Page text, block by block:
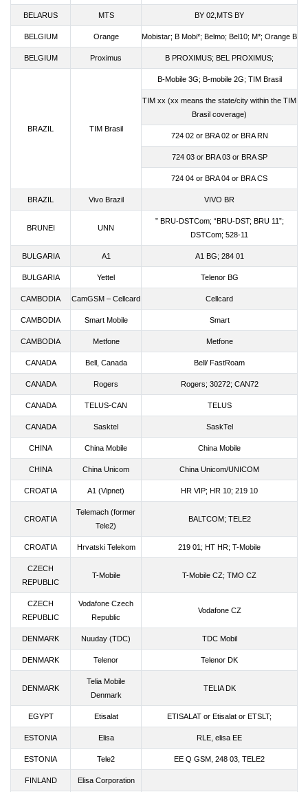
BELARUS MTS BY 02,MTS BY
BELGIUM Orange Mobistar; B Mobi*; Belmo; Bel10; M*; Orange B
BELGIUM Proximus B PROXIMUS; BEL PROXIMUS;
BRAZIL TIM Brasil
B-Mobile 3G; B-mobile 2G; TIM Brasil
TIM xx (xx means the state/city within the TIM
Brasil coverage)
724 02 or BRA 02 or BRA RN
724 03 or BRA 03 or BRA SP
724 04 or BRA 04 or BRA CS
BRAZIL Vivo Brazil VIVO BR
BRUNEI UNN
” BRU-DSTCom; “BRU-DST; BRU 11”;
DSTCom; 528-11
BULGARIA A1 A1 BG; 284 01
BULGARIA Yettel Telenor BG
CAMBODIA CamGSM – Cellcard Cellcard
CAMBODIA Smart Mobile Smart
CAMBODIA Metfone Metfone
CANADA Bell, Canada Bell/ FastRoam
CANADA Rogers Rogers; 30272; CAN72
CANADA TELUS-CAN TELUS
CANADA Sasktel SaskTel
CHINA China Mobile China Mobile
CHINA China Unicom China Unicom/UNICOM
CROATIA A1 (Vipnet) HR VIP; HR 10; 219 10
CROATIA
Telemach (former
Tele2)
BALTCOM; TELE2
CROATIA Hrvatski Telekom 219 01; HT HR; T-Mobile
CZECH
REPUBLIC
T-Mobile T-Mobile CZ; TMO CZ
CZECH
REPUBLIC
Vodafone Czech
Republic
Vodafone CZ
DENMARK Nuuday (TDC) TDC Mobil
DENMARK Telenor Telenor DK
DENMARK
Telia Mobile
Denmark
TELIA DK
EGYPT Etisalat ETISALAT or Etisalat or ETSLT;
ESTONIA Elisa RLE, elisa EE
ESTONIA Tele2 EE Q GSM, 248 03, TELE2
FINLAND Elisa Corporation